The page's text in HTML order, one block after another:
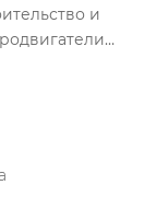
и
затворах и